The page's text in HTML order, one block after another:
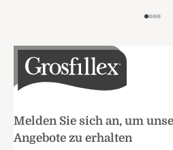
Melden Sie sich an, um
Angebote zu erhalten